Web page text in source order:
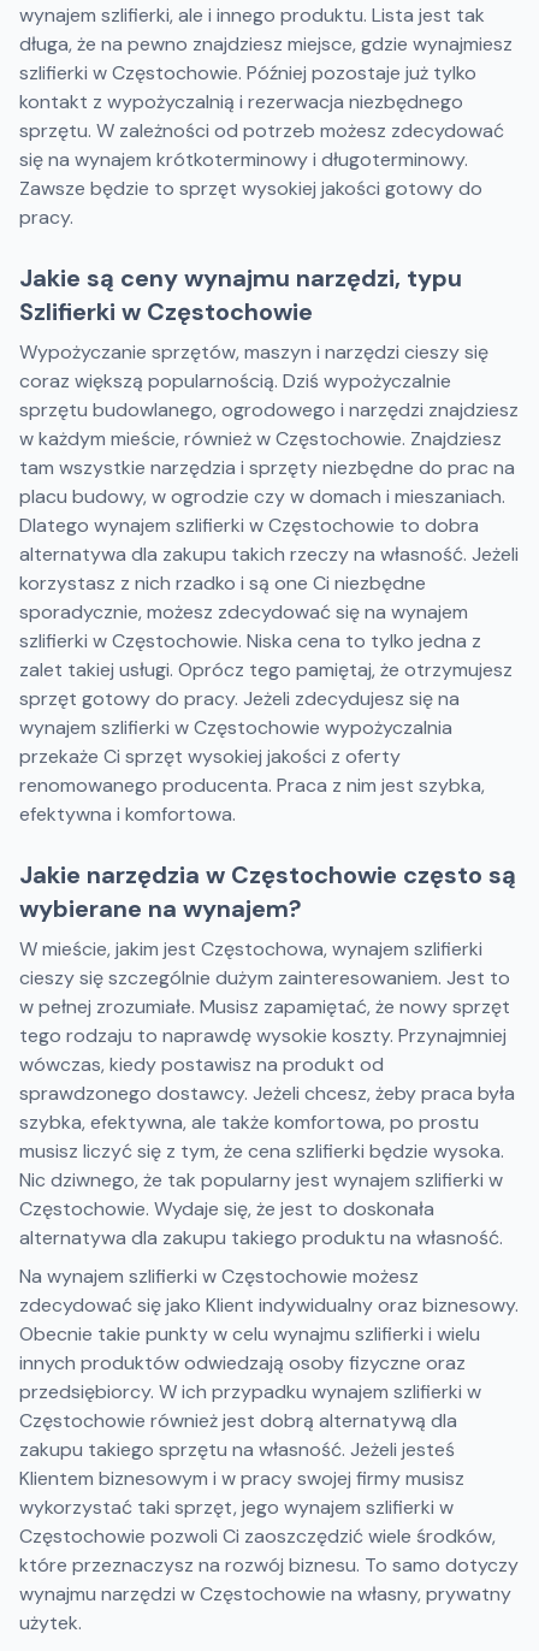
wynajem szlifierki, ale i innego produktu. Lista jest tak
długa, że na pewno znajdziesz miejsce, gdzie wynajmiesz
szlifierki w Częstochowie. Później pozostaje już tylko
kontakt z wypożyczalnią i rezerwacja niezbędnego
sprzętu. W zależności od potrzeb możesz zdecydować
się na wynajem krótkoterminowy i długoterminowy.
Zawsze będzie to sprzęt wysokiej jakości gotowy do
pracy.
Jakie są ceny wynajmu narzędzi, typu
Szlifierki w Częstochowie
Wypożyczanie sprzętów, maszyn i narzędzi cieszy się
coraz większą popularnością. Dziś wypożyczalnie
sprzętu budowlanego, ogrodowego i narzędzi znajdziesz
w każdym mieście, również w Częstochowie. Znajdziesz
tam wszystkie narzędzia i sprzęty niezbędne do prac na
placu budowy, w ogrodzie czy w domach i mieszaniach.
Dlatego wynajem szlifierki w Częstochowie to dobra
alternatywa dla zakupu takich rzeczy na własność. Jeżeli
korzystasz z nich rzadko i są one Ci niezbędne
sporadycznie, możesz zdecydować się na wynajem
szlifierki w Częstochowie. Niska cena to tylko jedna z
zalet takiej usługi. Oprócz tego pamiętaj, że otrzymujesz
sprzęt gotowy do pracy. Jeżeli zdecydujesz się na
wynajem szlifierki w Częstochowie wypożyczalnia
przekaże Ci sprzęt wysokiej jakości z oferty
renomowanego producenta. Praca z nim jest szybka,
efektywna i komfortowa.
Jakie narzędzia w Częstochowie często są
wybierane na wynajem?
W mieście, jakim jest Częstochowa, wynajem szlifierki
cieszy się szczególnie dużym zainteresowaniem. Jest to
w pełnej zrozumiałe. Musisz zapamiętać, że nowy sprzęt
tego rodzaju to naprawdę wysokie koszty. Przynajmniej
wówczas, kiedy postawisz na produkt od
sprawdzonego dostawcy. Jeżeli chcesz, żeby praca była
szybka, efektywna, ale także komfortowa, po prostu
musisz liczyć się z tym, że cena szlifierki będzie wysoka.
Nic dziwnego, że tak popularny jest wynajem szlifierki w
Częstochowie. Wydaje się, że jest to doskonała
alternatywa dla zakupu takiego produktu na własność.
Na wynajem szlifierki w Częstochowie możesz
zdecydować się jako Klient indywidualny oraz biznesowy.
Obecnie takie punkty w celu wynajmu szlifierki i wielu
innych produktów odwiedzają osoby fizyczne oraz
przedsiębiorcy. W ich przypadku wynajem szlifierki w
Częstochowie również jest dobrą alternatywą dla
zakupu takiego sprzętu na własność. Jeżeli jesteś
Klientem biznesowym i w pracy swojej firmy musisz
wykorzystać taki sprzęt, jego wynajem szlifierki w
Częstochowie pozwoli Ci zaoszczędzić wiele środków,
które przeznaczysz na rozwój biznesu. To samo dotyczy
wynajmu narzędzi w Częstochowie na własny, prywatny
użytek.